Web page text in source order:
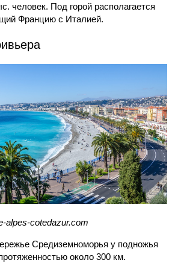
человек. Под горой располагается
Францию с Италией.
alpes-cotedazur.com
Средиземноморья у подножья
около 300 км.